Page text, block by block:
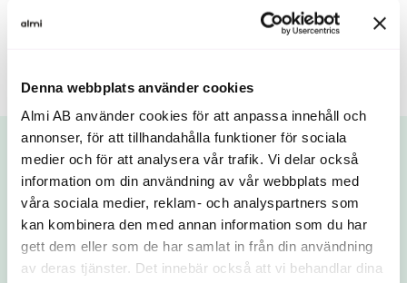
Denna webbplats använder cookies
Almi AB använder cookies för att anpassa innehåll och
annonser, för att tillhandahålla funktioner för sociala
medier och för att analysera vår trafik. Vi delar också
information om din användning av vår webbplats med
våra sociala medier, reklam- och analyspartners som
kan kombinera den med annan information som du har
gett dem eller som de har samlat in från din användning
av deras tjänster. Det innebär också att vi behandlar dina
Regioner
Vad händer i din region?
Vi finns över hela landet. Välj din region om du vill